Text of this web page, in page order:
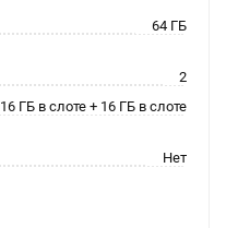
64 ГБ
2
16 ГБ в слоте + 16 ГБ в слоте
Нет